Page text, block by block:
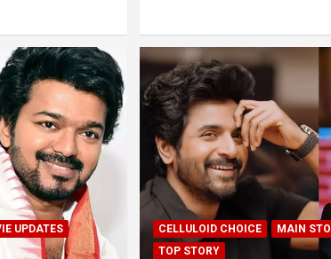
UPDATES
CELLULOID CHOICE MAIN
TOP STORY